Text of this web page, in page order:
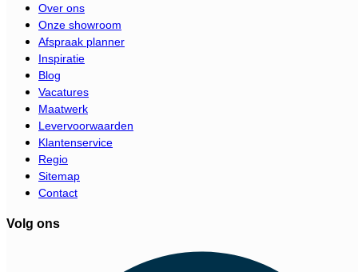
Over ons
Onze showroom
Afspraak planner
Inspiratie
Blog
Vacatures
Maatwerk
Levervoorwaarden
Klantenservice
Regio
Sitemap
Contact
Volg ons